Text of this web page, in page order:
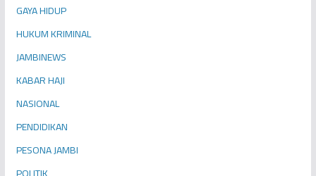
GAYA HIDUP
HUKUM KRIMINAL
JAMBINEWS
KABAR HAJI
NASIONAL
PENDIDIKAN
PESONA JAMBI